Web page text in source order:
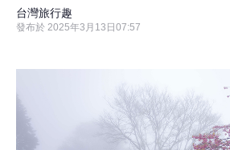
台灣旅行趣
發布於 2025年3月13日07:57